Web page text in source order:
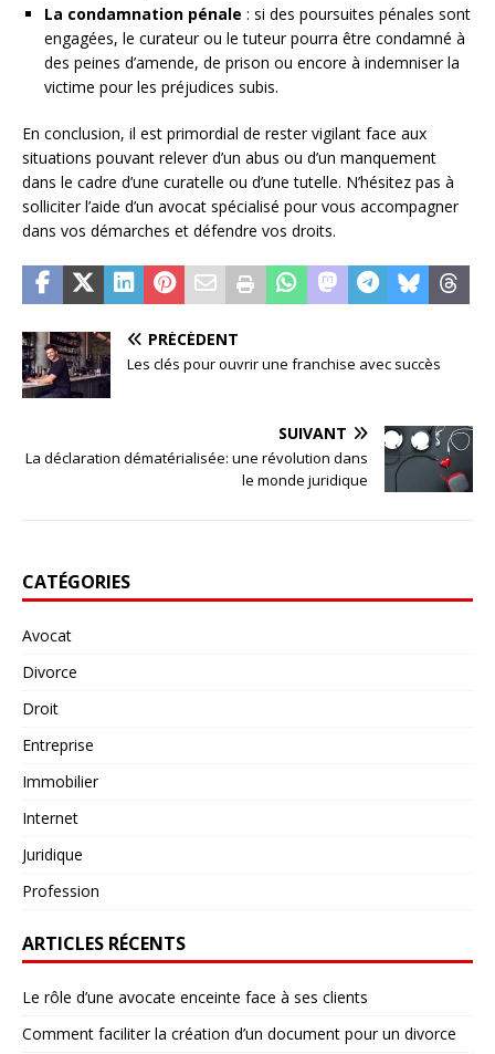
La condamnation pénale : si des poursuites pénales sont
engagées, le curateur ou le tuteur pourra être condamné à
des peines d’amende, de prison ou encore à indemniser la
victime pour les préjudices subis.
En conclusion, il est primordial de rester vigilant face aux
situations pouvant relever d’un abus ou d’un manquement
dans le cadre d’une curatelle ou d’une tutelle. N’hésitez pas à
solliciter l’aide d’un avocat spécialisé pour vous accompagner
dans vos démarches et défendre vos droits.
PRÉCÉDENT
Les clés pour ouvrir une franchise avec succès
SUIVANT
La déclaration dématérialisée: une révolution dans
le monde juridique
CATÉGORIES
Avocat
Divorce
Droit
Entreprise
Immobilier
Internet
Juridique
Profession
ARTICLES RÉCENTS
Le rôle d’une avocate enceinte face à ses clients
Comment faciliter la création d’un document pour un divorce